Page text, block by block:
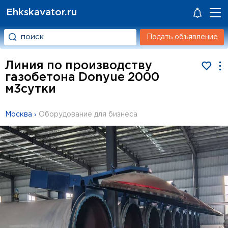
Ehkskavator.ru
Подать объявление
Линия по производству
газобетона Donyue 2000
м3сутки
Москва › Оборудование для бизнеса